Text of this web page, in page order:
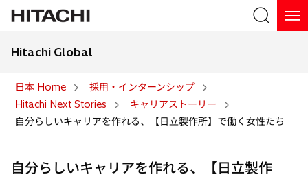
Hitachi Global
日本 Home
採用・インターンシップ
Hitachi Next Stories
キャリアストーリー
自分らしいキャリアを作れる、【日立製作所】で働く女性たち
自分らしいキャリアを作れる、【日立製作